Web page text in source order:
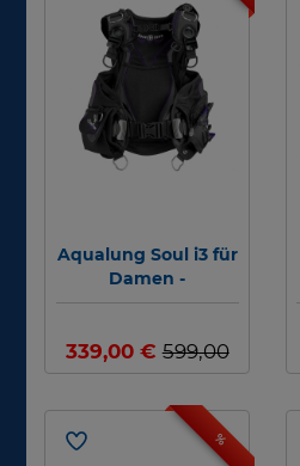
Aqualung Soul i3 für
Damen -
Tarierjacket - Größe:
339,00 €599,00
€
%